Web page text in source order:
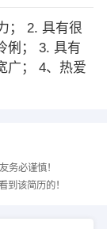
； 2. 具有很
俐； 3. 具有
广； 4、热爱
务必谨慎！
到该简历的！